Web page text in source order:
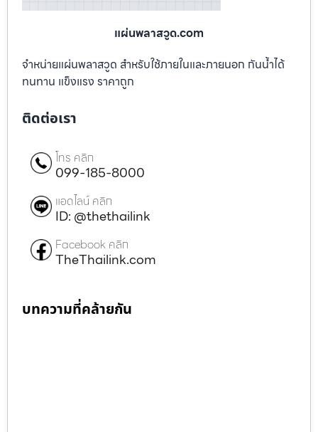
แผ่นพลาสวูด.com
จำหน่ายแผ่นพลาสวูด สำหรับใช้ภายในและภายนอก กันน้ำได้
ทนทาน แข็งแรง ราคาถูก
ติดต่อเรา
โทร คลิก
099-185-8000
แอดไลน์ คลิก
ID: @thethailink
Facebook คลิก
TheThailink.com
บทความที่คล้ายกัน